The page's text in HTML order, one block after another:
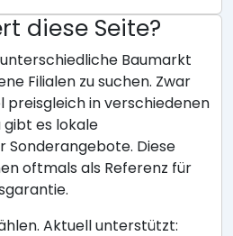
diese Seite?
Baumarkt
Filialen zu suchen. Zwar
preisgleich in verschiedenen
gibt es lokale
Sonderangebote. Diese
oftmals als Referenz für
Aktuell unterstützt: